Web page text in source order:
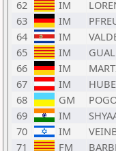
62
IM
63
IM
64
IM
65
IM
66
IM
67
IM
68
GM
69
IM
70
IM
71
FM